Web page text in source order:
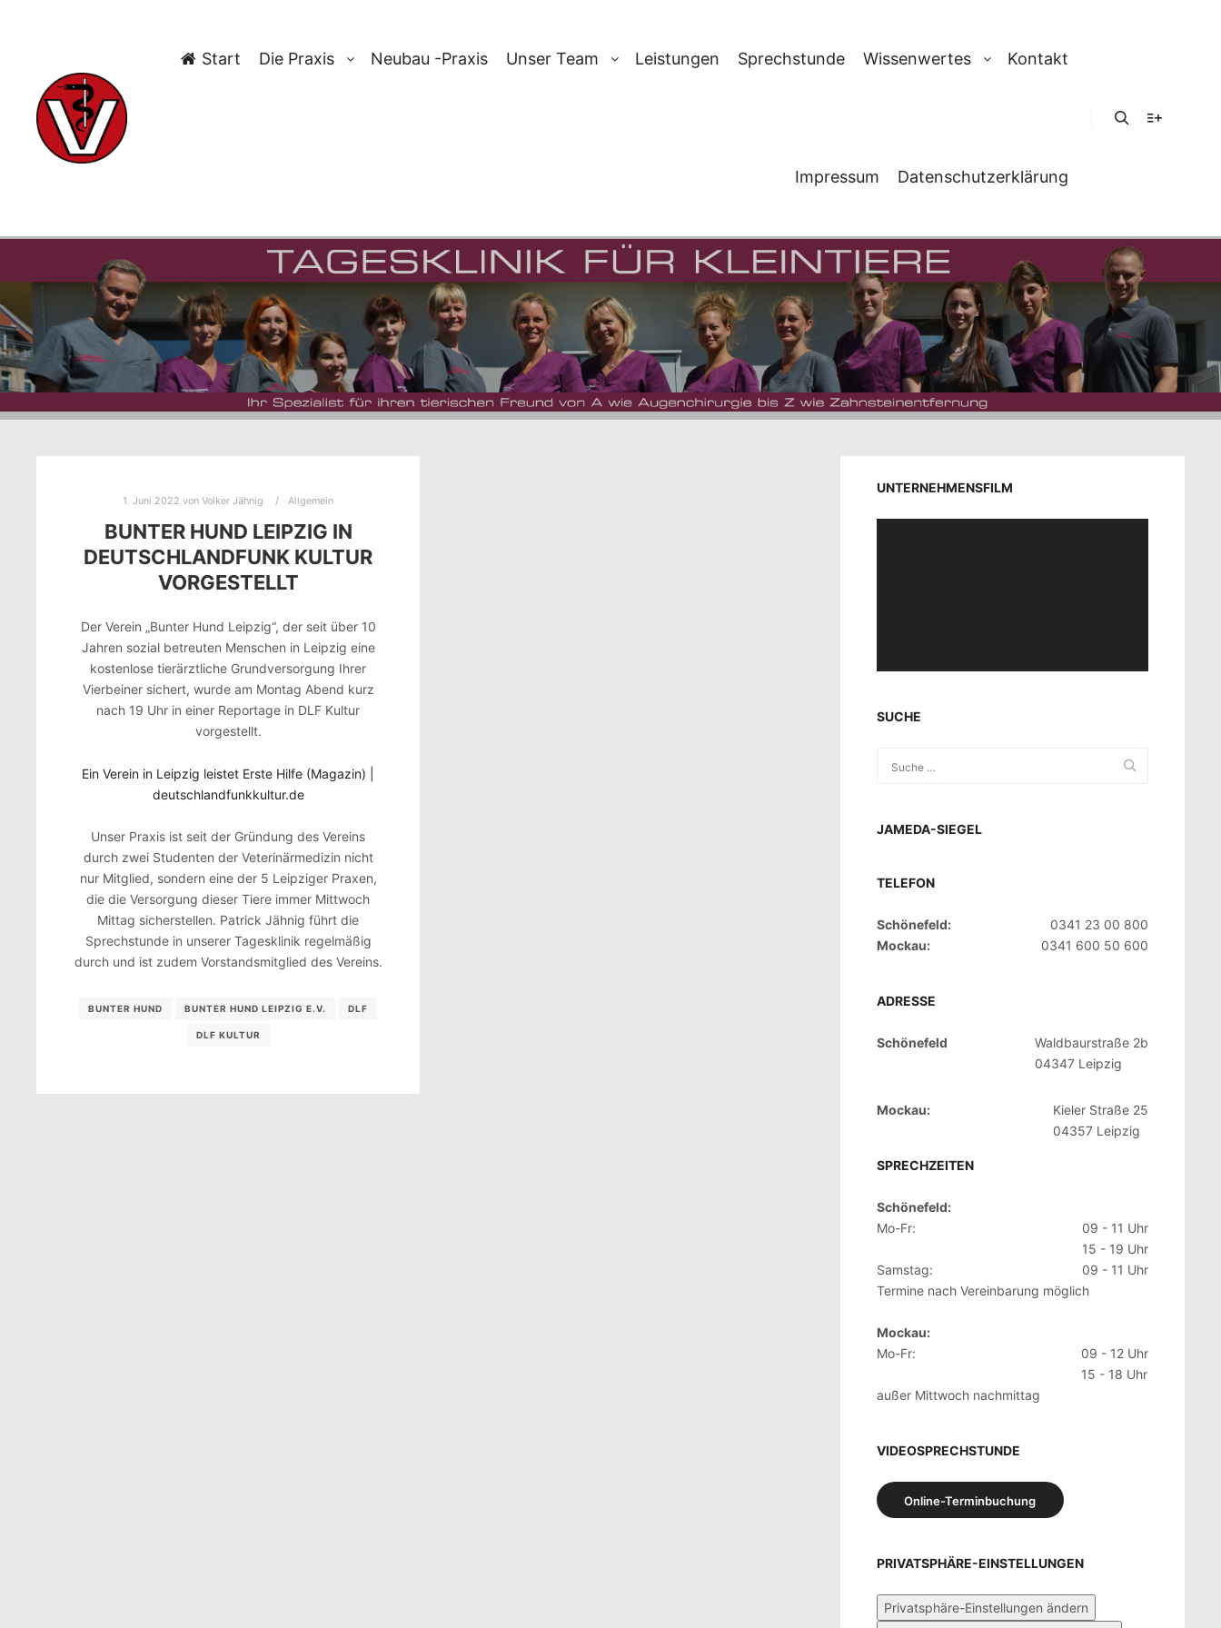
Start Die Praxis Neubau -Praxis Unser Team Leistungen Sprechstunde Wissenwertes Kontakt
Impressum Datenschutzerklärung
TAG-ARCHIV:DLF
1. Juni 2022 vonVolker Jähnig Allgemein
BUNTER HUND LEIPZIG IN
DEUTSCHLANDFUNK KULTUR
VORGESTELLT
Der Verein „Bunter Hund Leipzig“, der seit über 10
Jahren sozial betreuten Menschen in Leipzig eine
kostenlose tierärztliche Grundversorgung Ihrer
Vierbeiner sichert, wurde am Montag Abend kurz
nach 19 Uhr in einer Reportage in DLF Kultur
vorgestellt.
Ein Verein in Leipzig leistet Erste Hilfe (Magazin) |
deutschlandfunkkultur.de
Unser Praxis ist seit der Gründung des Vereins
durch zwei Studenten der Veterinärmedizin nicht
nur Mitglied, sondern eine der 5 Leipziger Praxen,
die die Versorgung dieser Tiere immer Mittwoch
Mittag sicherstellen. Patrick Jähnig führt die
Sprechstunde in unserer Tagesklinik regelmäßig
durch und ist zudem Vorstandsmitglied des Vereins.
BUNTER HUND BUNTER HUND LEIPZIG E.V. DLF
DLF KULTUR
UNTERNEHMENSFILM
SUCHE
JAMEDA-SIEGEL
TELEFON
Schönefeld:
0341 23 00 800
Mockau:
0341 600 50 600
ADRESSE
Schönefeld
Waldbaurstraße 2b
04347 Leipzig
Mockau:
Kieler Straße 25
04357 Leipzig
SPRECHZEITEN
Schönefeld:
Mo-Fr:
09 - 11 Uhr
15 - 19 Uhr
Samstag:
09 - 11 Uhr
Termine nach Vereinbarung möglich
Mockau:
Mo-Fr:
09 - 12 Uhr
15 - 18 Uhr
außer Mittwoch nachmittag
VIDEOSPRECHSTUNDE
Online-Terminbuchung
PRIVATSPHÄRE-EINSTELLUNGEN
Privatsphäre-Einstellungen ändern